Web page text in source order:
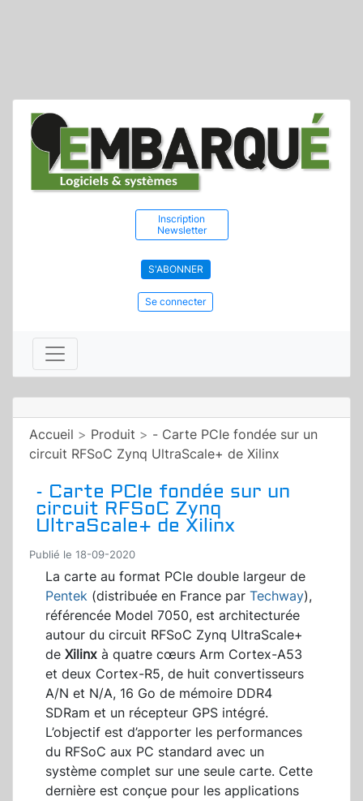
Inscription
Newsletter
S'ABONNER
Se connecter
Accueil > Produit > - Carte PCIe fondée sur un
circuit RFSoC Zynq UltraScale+ de Xilinx
- Carte PCIe fondée sur un
circuit RFSoC Zynq
UltraScale+ de Xilinx
Publié le 18-09-2020
La carte au format PCIe double largeur de
Pentek (distribuée en France par Techway),
référencée Model 7050, est architecturée
autour du circuit RFSoC Zynq UltraScale+
de Xilinx à quatre cœurs Arm Cortex-A53
et deux Cortex-R5, de huit convertisseurs
A/N et N/A, 16 Go de mémoire DDR4
SDRam et un récepteur GPS intégré.
L’objectif est d’apporter les performances
du RFSoC aux PC standard avec un
système complet sur une seule carte. Cette
dernière est conçue pour les applications